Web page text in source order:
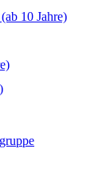
10 Jahre)